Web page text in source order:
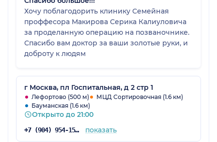
Хочу поблагодорить клинику Семейная
проффесора Макирова Серика Калиуловича
за проделанную операцию на позваночнике.
Спасибо вам доктор за ваши золотые руки, и
доброту к людям
г Москва, пл Госпитальная, д 2 стр 1
Лефортово (500 м)
МЦД Сортировочная (1.6 км)
Бауманская (1.6 км)
Открыто до 21:00
+7 (904) 954-15-94 показать